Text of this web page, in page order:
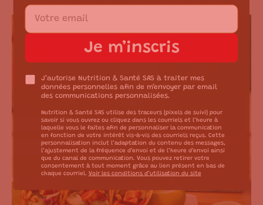
Je m’inscris
J’autorise Nutrition & Santé SAS à traiter mes
données personnelles afin de m’envoyer par email
des communications personnalisées.
Nutrition & Santé SAS utilise des traceurs (pixels de suivi) pour
savoir si vous ouvrez ou cliquez dans les courriels et l’heure à
laquelle vous le faites afin de personnaliser la communication
en fonction de votre intérêt vis-à-vis des courriels reçus. Cette
personnalisation inclut l’adaptation du contenu des messages,
l’ajustement de la fréquence d’envoi et de l’heure d’envoi ainsi
que du canal de communication. Vous pouvez retirer votre
consentement à tout moment grâce au lien présent en bas de
chaque courriel. Voir les conditions d’utilisation du site